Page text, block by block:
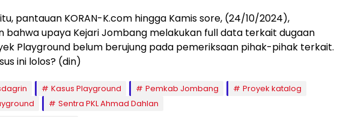
pantauan KORAN-K.com hingga Kamis sore, (24/10/2024),
bahwa upaya Kejari Jombang melakukan full data terkait dugaan
Playground belum berujung pada pemeriksaan pihak-pihak terkait.
ini lolos? (din)
Kasus Playground Pemkab Jombang
Proyek katalog
Sentra PKL Ahmad Dahlan